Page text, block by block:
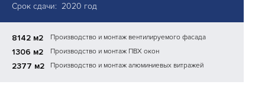
Срок сдачи: 2020 год
8142 м2 Производство и монтаж вентилируемого фасада
1306 м2 Производство и монтаж ПВХ окон
2377 м2 Производство и монтаж алюминиевых витражей